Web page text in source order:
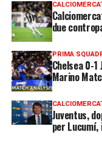
due
PRIMA
Chelsea 0-1
Marino
Juventus,
per Lucumí,